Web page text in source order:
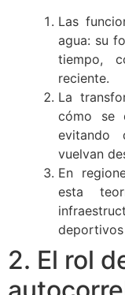
Las
agua: su
tiempo,
reciente.
La
cómo se
evitando
vuelvan
En
esta
deportivos
2. El rol